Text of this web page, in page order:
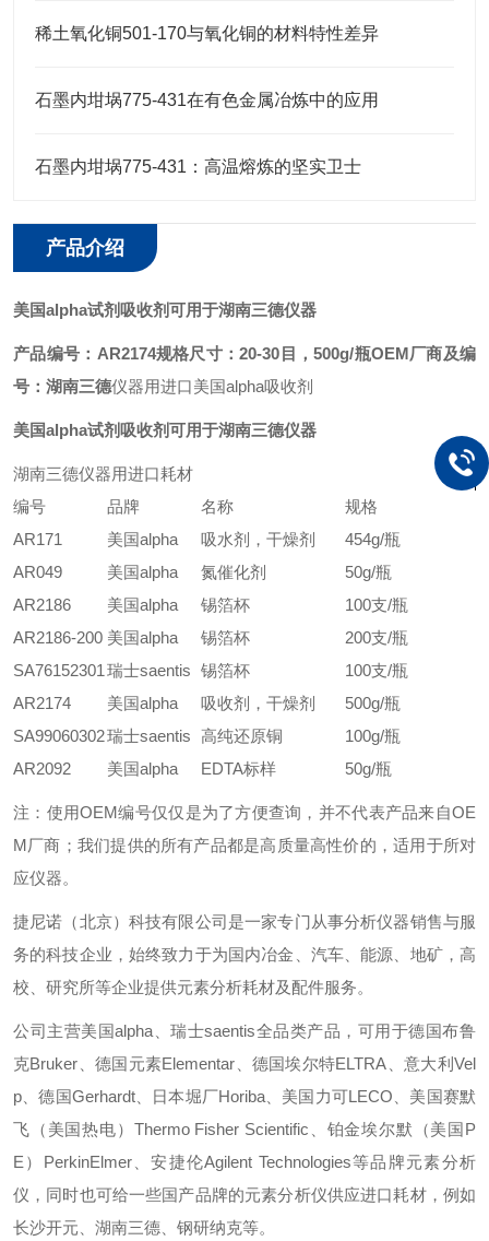
稀土氧化铜501-170与氧化铜的材料特性差异
石墨内坩埚775-431在有色金属冶炼中的应用
石墨内坩埚775-431：高温熔炼的坚实卫士
产品介绍
美国alpha试剂吸收剂可用于湖南三德仪器
产品编号：AR2174规格尺寸：20-30目，500g/瓶OEM厂商及编
号： 湖南三德仪器用进口美国alpha吸收剂
美国alpha试剂吸收剂可用于湖南三德仪器
湖南三德仪器用进口耗材
编号
品牌 名称
规格
AR171
美国alpha 吸水剂，干燥剂 454g/瓶
AR049
美国alpha 氮催化剂 50g/瓶
AR2186
美国alpha 锡箔杯 100支/瓶
AR2186-200 美国alpha 锡箔杯 200支/瓶
SA76152301 瑞士saentis 锡箔杯 100支/瓶
AR2174
美国alpha 吸收剂，干燥剂 500g/瓶
SA99060302瑞士saentis 高纯还原铜
100g/瓶
AR2092
美国alpha EDTA标样 50g/瓶
注：使用OEM编号仅仅是为了方便查询，并不代表产品来自OE
M厂商；我们提供的所有产品都是高质量高性价的，适用于所对
应仪器。
捷尼诺（北京）科技有限公司是一家专门从事分析仪器销售与服
务的科技企业，始终致力于为国内冶金、汽车、能源、地矿，高
校、研究所等企业提供元素分析耗材及配件服务。
公司主营美国alpha、瑞士saentis全品类产品，可用于德国布鲁
克Bruker、德国元素Elementar、德国埃尔特ELTRA、意大利Vel
p、德国Gerhardt、日本堀厂Horiba、美国力可LECO、美国赛默
飞（美国热电）Thermo Fisher Scientific、铂金埃尔默（美国P
E）PerkinElmer、安捷伦Agilent Technologies等品牌元素分析
仪，同时也可给一些国产品牌的元素分析仪供应进口耗材，例如
长沙开元、湖南三德、钢研纳克等。